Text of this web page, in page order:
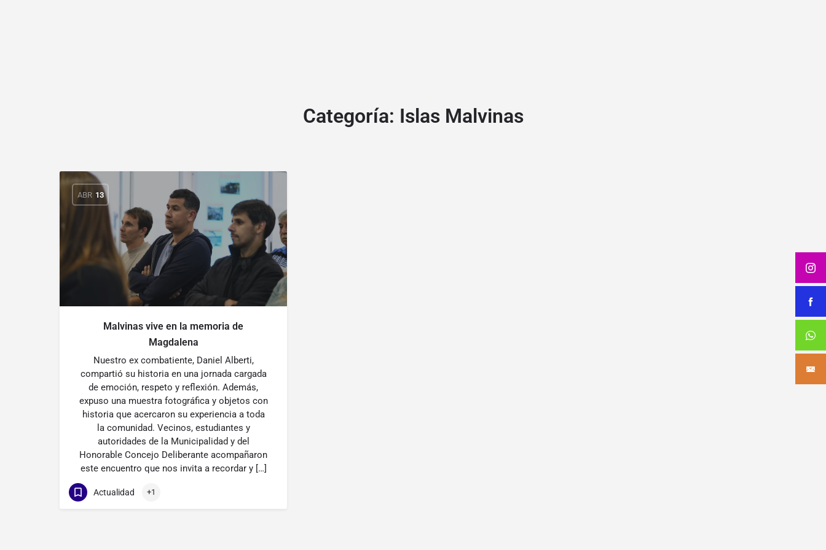
Categoría: Islas Malvinas
ABR 13
Malvinas vive en la memoria de
Magdalena
Nuestro ex combatiente, Daniel Alberti,
compartió su historia en una jornada cargada
de emoción, respeto y reflexión. Además,
expuso una muestra fotográfica y objetos con
historia que acercaron su experiencia a toda
la comunidad. Vecinos, estudiantes y
autoridades de la Municipalidad y del
Honorable Concejo Deliberante acompañaron
este encuentro que nos invita a recordar y […]
Actualidad +1